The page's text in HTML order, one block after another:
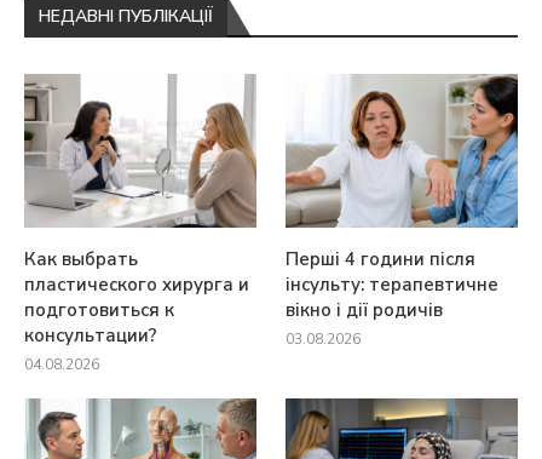
НЕДАВНІ ПУБЛІКАЦІЇ
Как выбрать
пластического хирурга и
подготовиться к
консультации?
04.08.2026
Перші 4 години після
інсульту: терапевтичне
вікно і дії родичів
03.08.2026